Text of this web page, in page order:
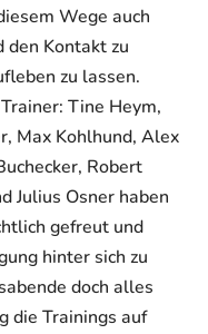
Wege auch
den Kontakt zu
zu lassen.
Tine Heym,
Max Kohlhund, Alex
Robert
Julius Osner haben
gefreut und
hinter sich zu
doch alles
die Trainings auf